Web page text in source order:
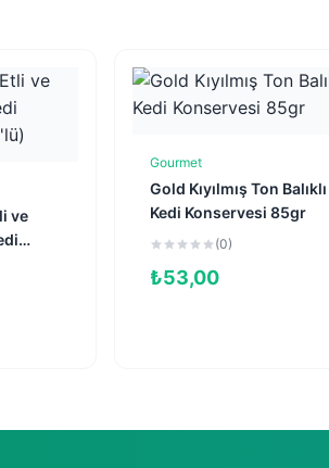
ve
Gourmet
Gold Kıyılmış Ton Balıklı
Kedi Konservesi 85gr
(0)
₺53,00